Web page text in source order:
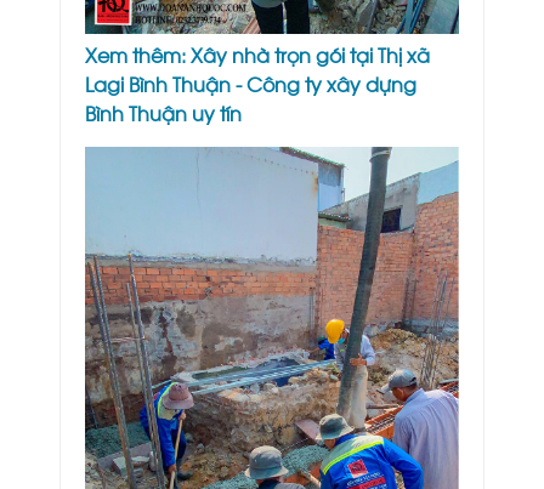
Xem thêm:Xây nhà trọn gói tại Thị xã
Lagi Bình Thuận - Công ty xây dựng
Bình Thuận uy tín